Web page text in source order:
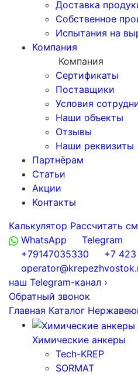
Доставка
Собственное
Испытания на
Компания
Компания
Сертификаты
Поставщики
Условия
Наши объекты
Отзывы
Наши реквизиты
Партнёрам
Статьи
Акции
Контакты
Калькулятор Рассчитать
WhatsApp
Telegram
+79147035330
+7
наш Telegram-канал ›
Обратный звонок
Главная Каталог
Химические анкеры
Tech-KREP
SORMAT